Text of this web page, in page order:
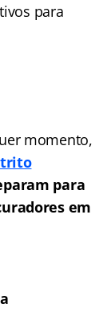
para
momento,
para
em